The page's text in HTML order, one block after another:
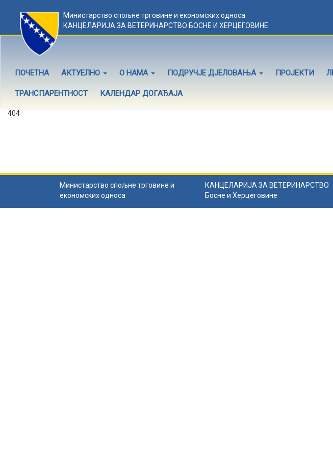
Министарство спољне трговине и економских односа
КАНЦЕЛАРИЈА ЗА ВЕТЕРИНАРСТВО БОСНЕ И ХЕРЦЕГОВИНЕ
ПОЧЕТНА АКТУЕЛНО О НАМА ПОДРУЧЈЕ ДЈЕЛОВАЊА ПРОЈЕКТИ
ТРАНСПАРЕНТНОСТ КАЛЕНДАР ДОГАЂАЈА
404
Министарство спољне трговине и
економских односа
КАНЦЕЛАРИЈА ЗА ВЕТЕРИНАРСТВО
Босне и Херцеговине